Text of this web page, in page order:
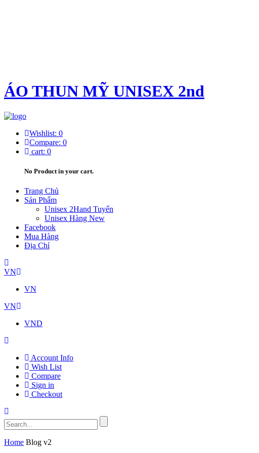
ÁO THUN MỸ UNISEX 2nd
Wishlist: 0
Compare: 0
cart: 0
No Product in your cart.
Trang Chủ
Sản Phẩm
Unisex 2Hand Tuyển
Unisex Hàng New
Facebook
Mua Hàng
Địa Chỉ
VN
VN
VN
VND
Account Info
Wish List
Compare
Sign in
Checkout
Home Blog v2